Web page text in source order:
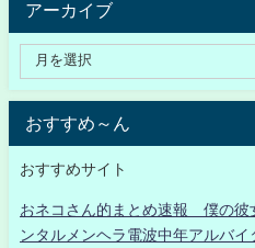
アーカイブ
おすすめ～ん
おすすめサイト
おネコさん的まとめ速報 僕の彼
ンタルメンヘラ電波中年アルバ